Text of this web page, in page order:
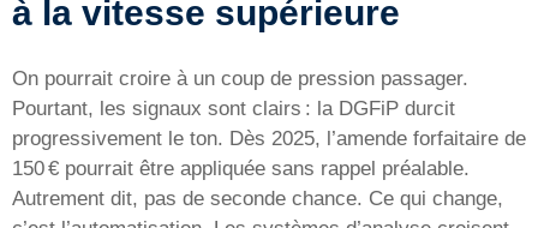
à la vitesse supérieure
On pourrait croire à un coup de pression passager.
Pourtant, les signaux sont clairs : la DGFiP durcit
progressivement le ton. Dès 2025, l’amende forfaitaire de
150 € pourrait être appliquée sans rappel préalable.
Autrement dit, pas de seconde chance. Ce qui change,